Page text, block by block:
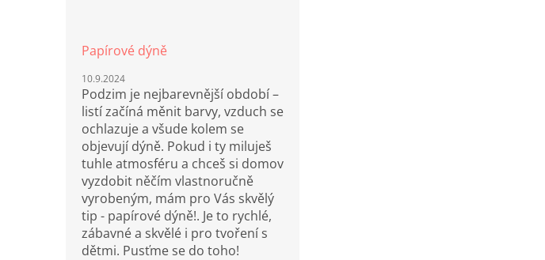
Papírové dýně
10.9.2024
Podzim je nejbarevnější období –
listí začíná měnit barvy, vzduch se
ochlazuje a všude kolem se
objevují dýně. Pokud i ty miluješ
tuhle atmosféru a chceš si domov
vyzdobit něčím vlastnoručně
vyrobeným, mám pro Vás skvělý
tip - papírové dýně!. Je to rychlé,
zábavné a skvělé i pro tvoření s
dětmi. Pusťme se do toho!